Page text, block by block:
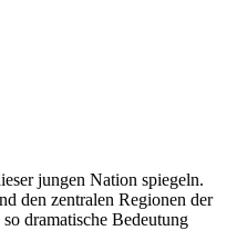
jungen Nation spiegeln.
den zentralen Regionen der
dramatische Bedeutung